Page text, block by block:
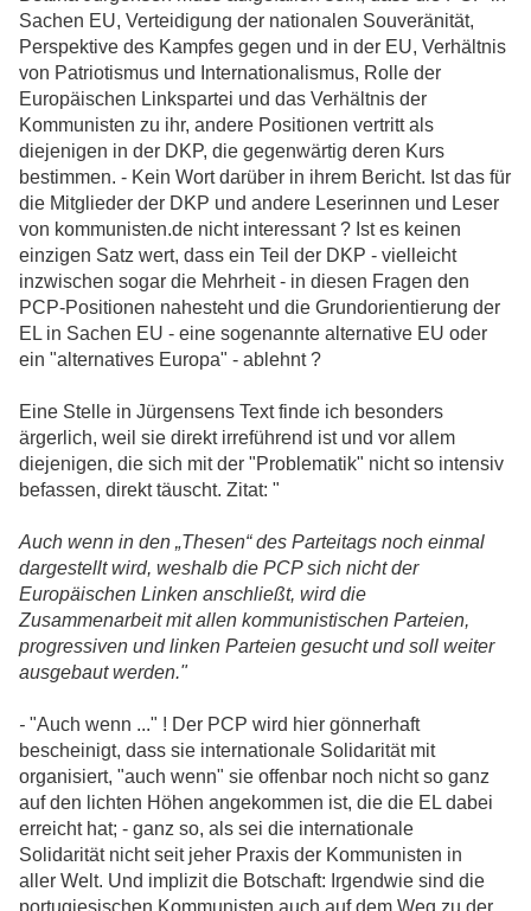
Sachen EU, Verteidigung der nationalen Souveränität,
Perspektive des Kampfes gegen und in der EU, Verhältnis
von Patriotismus und Internationalismus, Rolle der
Europäischen Linkspartei und das Verhältnis der
Kommunisten zu ihr, andere Positionen vertritt als
diejenigen in der DKP, die gegenwärtig deren Kurs
bestimmen. - Kein Wort darüber in ihrem Bericht. Ist das für
die Mitglieder der DKP und andere Leserinnen und Leser
von kommunisten.de nicht interessant ? Ist es keinen
einzigen Satz wert, dass ein Teil der DKP - vielleicht
inzwischen sogar die Mehrheit - in diesen Fragen den
PCP-Positionen nahesteht und die Grundorientierung der
EL in Sachen EU - eine sogenannte alternative EU oder
ein "alternatives Europa" - ablehnt ?
Eine Stelle in Jürgensens Text finde ich besonders
ärgerlich, weil sie direkt irreführend ist und vor allem
diejenigen, die sich mit der "Problematik" nicht so intensiv
befassen, direkt täuscht. Zitat: "
Auch wenn in den „Thesen“ des Parteitags noch einmal
dargestellt wird, weshalb die PCP sich nicht der
Europäischen Linken anschließt, wird die
Zusammenarbeit mit allen kommunistischen Parteien,
progressiven und linken Parteien gesucht und soll weiter
ausgebaut werden."
- "Auch wenn ..." ! Der PCP wird hier gönnerhaft
bescheinigt, dass sie internationale Solidarität mit
organisiert, "auch wenn" sie offenbar noch nicht so ganz
auf den lichten Höhen angekommen ist, die die EL dabei
erreicht hat; - ganz so, als sei die internationale
Solidarität nicht seit jeher Praxis der Kommunisten in
aller Welt. Und implizit die Botschaft: Irgendwie sind die
portugiesischen Kommunisten auch auf dem Weg zu der